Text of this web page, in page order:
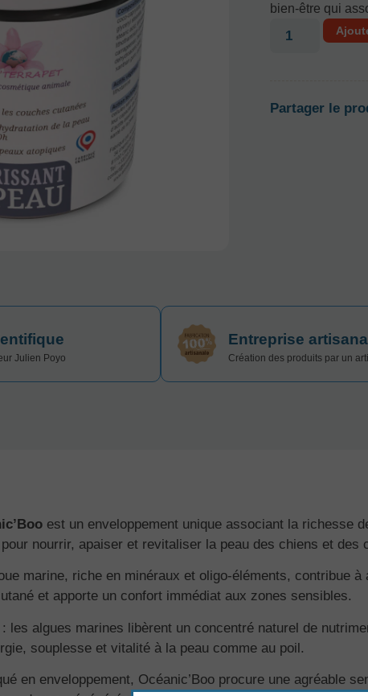
bien-être qui
Partager le
Julien Poyo
Entreprise
Création des produits par un
est un enveloppement unique associant la richesse
nourrir, apaiser et revitaliser la peau des chiens et des
marine, riche en minéraux et oligo-éléments, contribue
et apporte un confort immédiat aux zones sensibles.
: les algues marines libèrent un concentré naturel de
souplesse et vitalité à la peau comme au poil.
en enveloppement, Océanic’Boo procure une agréable